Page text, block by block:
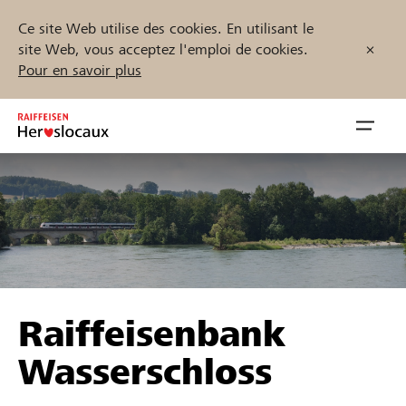
Ce site Web utilise des cookies. En utilisant le
site Web, vous acceptez l'emploi de cookies.
Pour en savoir plus
Inhalt
springen
öffnen
Parrainer
Soutien & assistance
Trouvez des projets et des organisations
Démarrez maintenant
Raiffeisenbank
Wasserschloss